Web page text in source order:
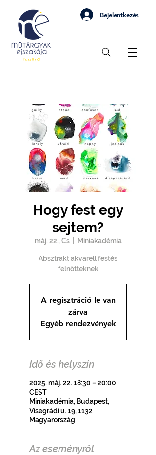
Bejelentkezés
Hogy fest egy
sejtem?
máj. 22., Cs
  |
Miniakadémia
Absztrakt akvarell festés
felnőtteknek
A regisztráció le van
zárva
Egyéb rendezvények
Idő és helyszín
2025. máj. 22. 18:30 – 20:00
CEST
Miniakadémia, Budapest,
Visegrádi u. 19, 1132
Magyarország
Az eseményről